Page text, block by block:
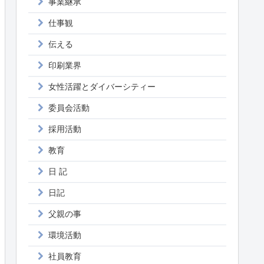
仕事観
伝える
印刷業界
女性活躍とダイバーシティー
委員会活動
採用活動
教育
日 記
日記
父親の事
環境活動
社員教育